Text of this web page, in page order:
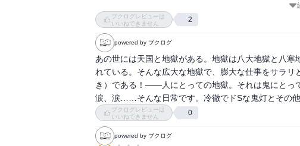
閻魔様にも厳しい鬼灯様が、これからどのような活躍
どんな状況でも冷静に対応し、的確に指示をだし、
周りからはドSと認識されていますが、動物好きなの
な一面も持ち合わせている鬼灯。
しかし、天国にいる神獣・白澤とは昔にいざこざがあ
ブルを招いている節もあります。
妖怪やおとぎ話の登場人物などが出てきますが、それ
てくる場合もあって面白いです。
他にも西洋の悪魔や神話の神も登場し、日本や世界
この作品はギャグ漫画ですが、20巻を超えた今も毎
ニークなので飽きさせません。
ブクログレビューは
いいねできません
2
powered by ブクログ
あの世には天国と地獄がある。地獄は八大地獄と八
れている。そんな広大な地獄で、膨大な仕事をサラ
き）である！――人にとっての地獄。それは鬼にとっ
涙、涙……そんな日常です。冷徹でドSな鬼灯とその
ブクログレビューは
いいねできません
0
powered by ブクログ